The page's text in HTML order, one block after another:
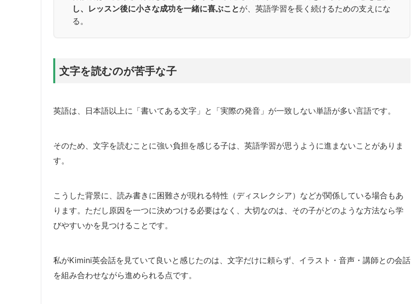
し、レッスン後に小さな成功を一緒に喜ぶことが、英語学習を長く続けるための支えにな
る。
文字を読むのが苦手な子
英語は、日本語以上に「書いてある文字」と「実際の発音」が一致しない単語が多い言語です。
そのため、文字を読むことに強い負担を感じる子は、英語学習が思うように進まないことがありま
す。
こうした背景に、読み書きに困難さが現れる特性（ディスレクシア）などが関係している場合もあ
ります。ただし原因を一つに決めつける必要はなく、大切なのは、その子がどのような方法なら学
びやすいかを見つけることです。
私がKimini英会話を見ていて良いと感じたのは、文字だけに頼らず、イラスト・音声・講師との会話
を組み合わせながら進められる点です。